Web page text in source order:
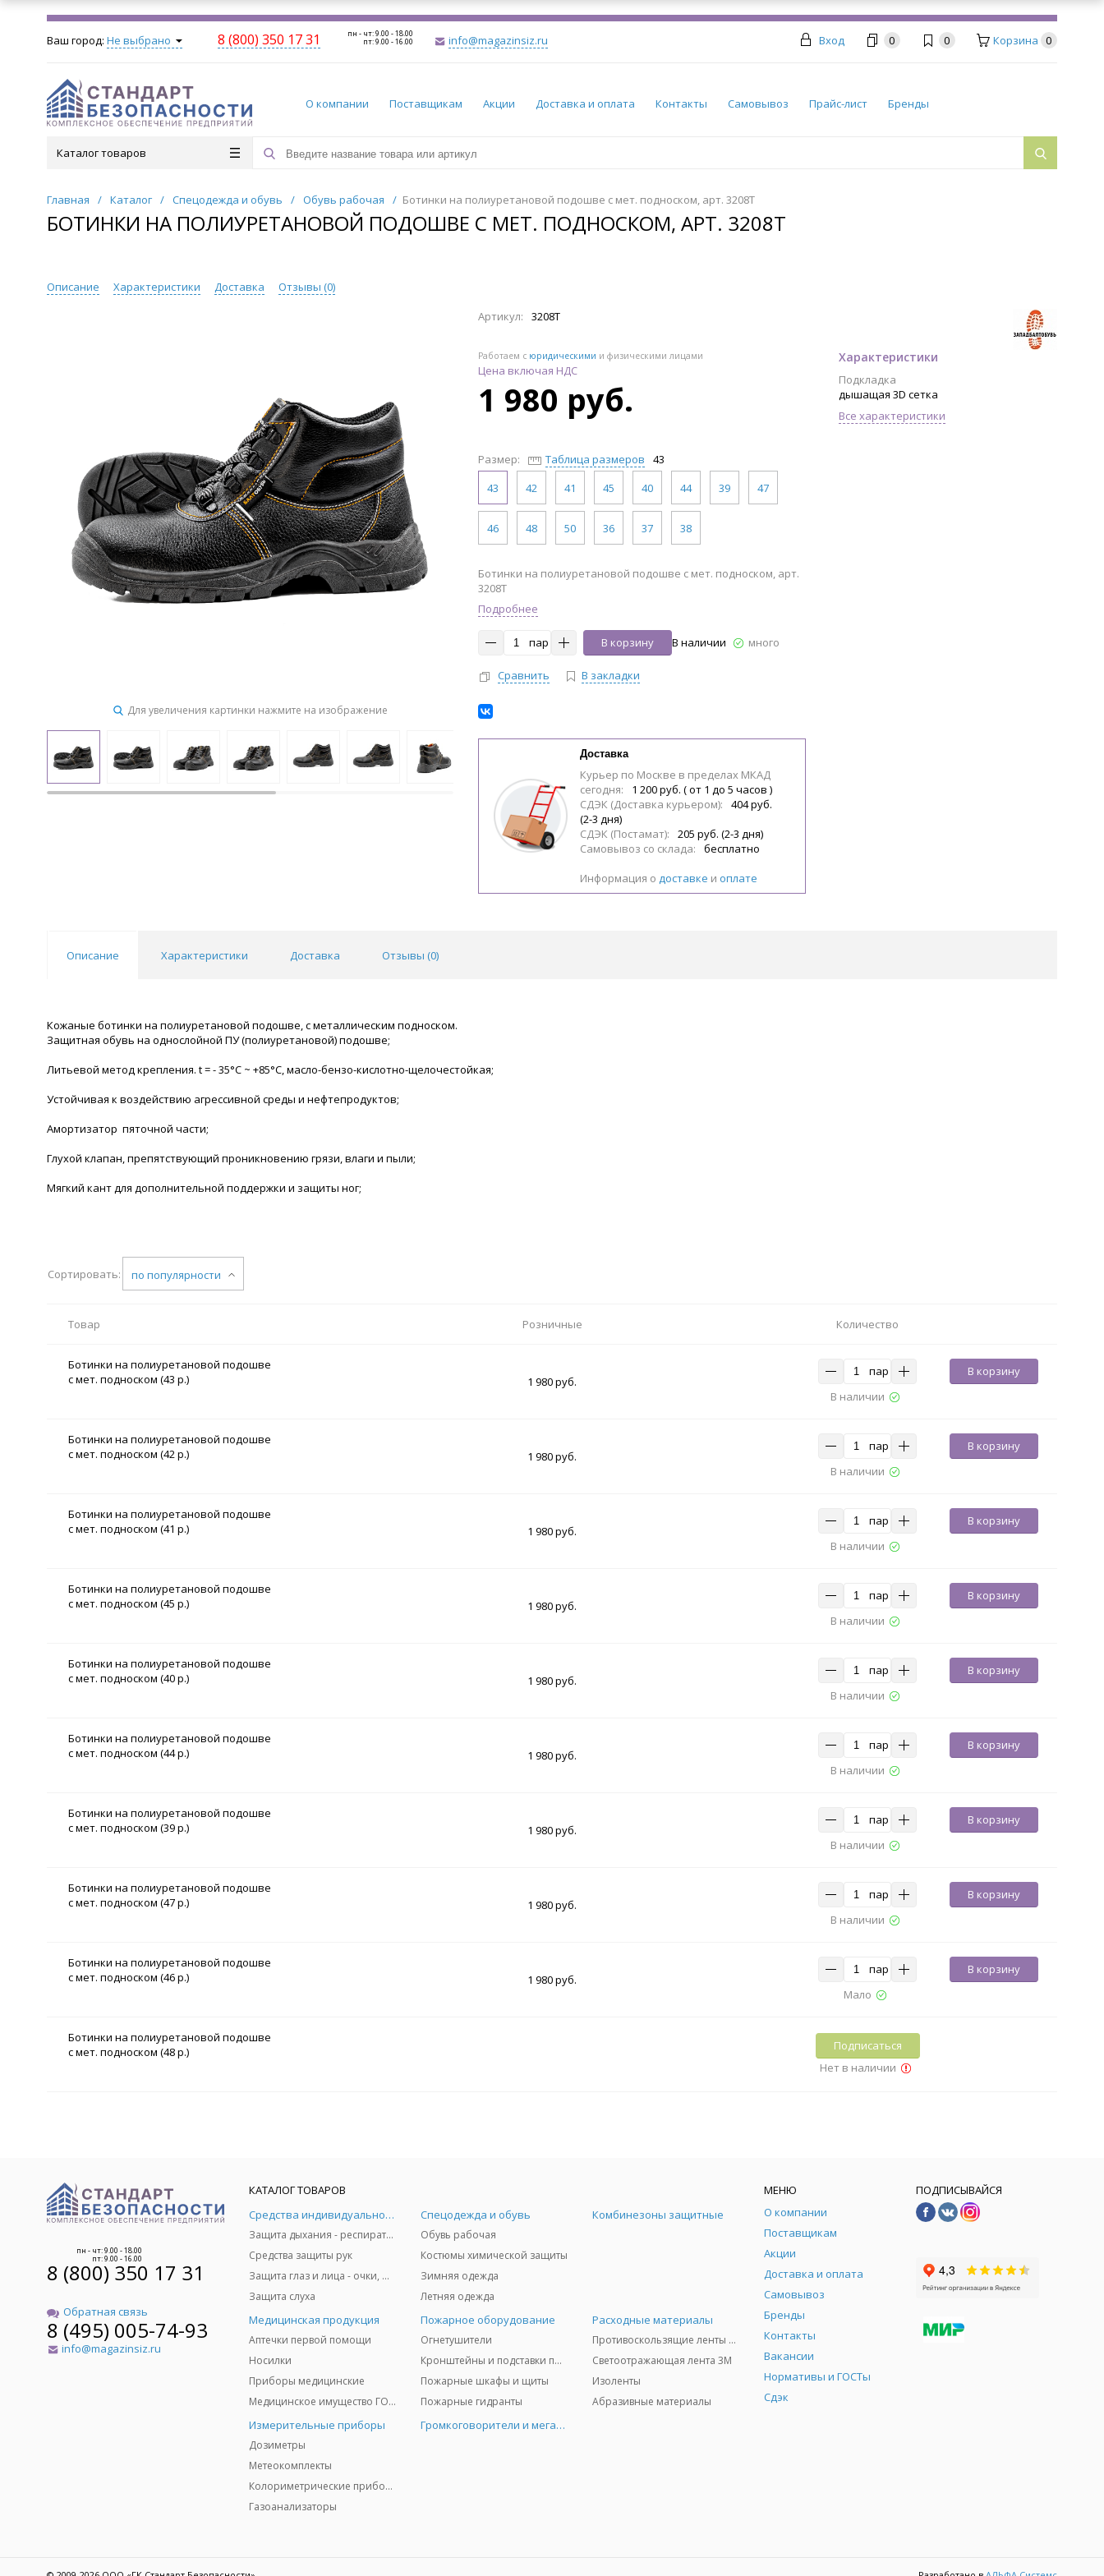
Ваш город: Не выбрано 8 (800) 350 17 31 пн - чт: 9.00 - 18.00
пт: 9.00 - 16.00 info@magazinsiz.ru Вход 0 0 Корзина 0
О компании Поставщикам Акции Доставка и оплата Контакты Самовывоз Прайс-лист Бренды
Каталог товаров
Главная / Каталог / Спецодежда и обувь / Обувь рабочая / Ботинки на полиуретановой подошве с мет. подноском, арт. 3208Т
БОТИНКИ НА ПОЛИУРЕТАНОВОЙ ПОДОШВЕ С МЕТ. ПОДНОСКОМ, АРТ. 3208Т
Описание Характеристики Доставка Отзывы (0)
Для увеличения картинки нажмите на изображение
Артикул: 3208Т
Работаем с юридическими и физическими лицами
Цена включая НДС
1 980 руб.
Размер: Таблица размеров
43
43
42 41 45 40 44 39 47
46 48 50 36 37 38
Характеристики
Подкладка
дышащая 3D сетка
Все характеристики
Ботинки на полиуретановой подошве с мет. подноском, арт.
3208Т
Подробнее
пар В корзину В наличии много
Сравнить В закладки
Доставка
Курьер по Москве в пределах МКАД
сегодня:
1 200 руб. ( от 1 до 5 часов )
СДЭК (Доставка курьером):
404 руб.
(2-3 дня)
СДЭК (Постамат):
205 руб. (2-3 дня)
Самовывоз со склада:
бесплатно
Информация о доставке и оплате
Описание Характеристики Доставка Отзывы (0)
Кожаные ботинки на полиуретановой подошве, с металлическим подноском.
Защитная обувь на однослойной ПУ (полиуретановой) подошве;
Литьевой метод крепления. t = - 35°С ~ +85°С, масло-бензо-кислотно-щелочестойкая;
Устойчивая к воздействию агрессивной среды и нефтепродуктов;
Амортизатор пяточной части;
Глухой клапан, препятствующий проникновению грязи, влаги и пыли;
Мягкий кант для дополнительной поддержки и защиты ног;
Сортировать: по популярности
Товар Розничные Количество
Ботинки на полиуретановой подошве
с мет. подноском (43 р.)
1 980 руб.
пар
В корзину
В наличии
Ботинки на полиуретановой подошве
с мет. подноском (42 р.)
1 980 руб.
пар
В корзину
В наличии
Ботинки на полиуретановой подошве
с мет. подноском (41 р.)
1 980 руб.
пар
В корзину
В наличии
Ботинки на полиуретановой подошве
с мет. подноском (45 р.)
1 980 руб.
пар
В корзину
В наличии
Ботинки на полиуретановой подошве
с мет. подноском (40 р.)
1 980 руб.
пар
В корзину
В наличии
Ботинки на полиуретановой подошве
с мет. подноском (44 р.)
1 980 руб.
пар
В корзину
В наличии
Ботинки на полиуретановой подошве
с мет. подноском (39 р.)
1 980 руб.
пар
В корзину
В наличии
Ботинки на полиуретановой подошве
с мет. подноском (47 р.)
1 980 руб.
пар
В корзину
В наличии
Ботинки на полиуретановой подошве
с мет. подноском (46 р.)
1 980 руб.
пар
В корзину
Мало
Ботинки на полиуретановой подошве
с мет. подноском (48 р.)
Подписаться
Нет в наличии
пн - чт: 9.00 - 18.00
пт: 9.00 - 16.00
8 (800) 350 17 31
Обратная связь
8 (495) 005-74-93
info@magazinsiz.ru
КАТАЛОГ ТОВАРОВ
Средства индивидуальной защиты
Защита дыхания - респираторы, противогазы, фильтры, дозиметры
Средства защиты рук
Защита глаз и лица - очки, щитки
Защита слуха
Спецодежда и обувь
Обувь рабочая
Костюмы химической защиты
Зимняя одежда
Летняя одежда
Комбинезоны защитные
Медицинская продукция
Аптечки первой помощи
Носилки
Приборы медицинские
Медицинское имущество ГО и ЧС
Пожарное оборудование
Огнетушители
Кронштейны и подставки под огнетушители
Пожарные шкафы и щиты
Пожарные гидранты
Расходные материалы
Противоскользящие ленты 3М
Светоотражающая лента 3M
Изоленты
Абразивные материалы
Измерительные приборы
Дозиметры
Метеокомплекты
Колориметрические приборы
Газоанализаторы
Громкоговорители и мегафоны
МЕНЮ
О компании
Поставщикам
Акции
Доставка и оплата
Самовывоз
Бренды
Контакты
Вакансии
Нормативы и ГОСТы
Сдэк
ПОДПИСЫВАЙСЯ